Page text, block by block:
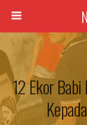
12 Ekor